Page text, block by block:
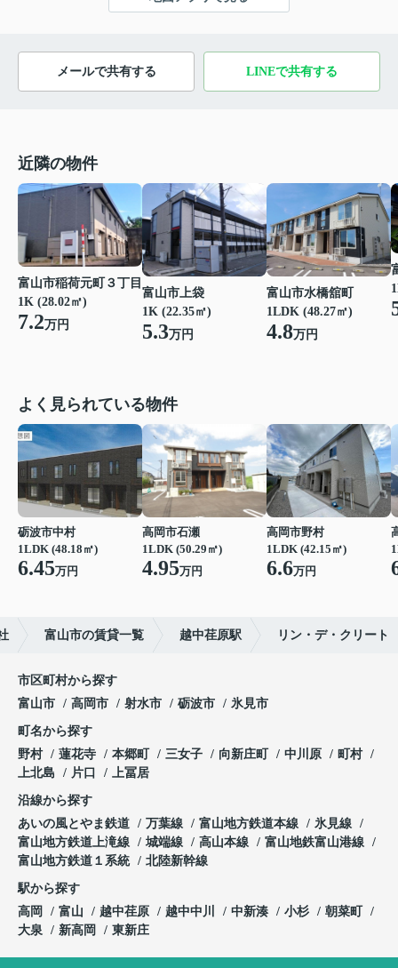
メールで共有する LINEで共有する
近隣の物件
富山市稲荷元町３丁目
1K (28.02㎡)
7.2万円
富山市上袋
1K (22.35㎡)
5.3万円
富山市水橋舘町
1LDK (48.27㎡)
4.8万円
よく見られている物件
砺波市中村
1LDK (48.18㎡)
6.45万円
高岡市石瀬
1LDK (50.29㎡)
4.95万円
高岡市野村
1LDK (42.15㎡)
6.6万円
富山市の賃貸一覧 越中荏原駅 リン・デ・クリート
市区町村から探す
富山市
高岡市 射水市 砺波市 氷見市
町名から探す
野村
蓮花寺 本郷町 三女子 向新庄町 中川原
町村
上北島
片口 上冨居
沿線から探す
あいの風とやま鉄道
万葉線 富山地方鉄道本線
氷見線
富山地方鉄道上滝線
城端線 高山本線
富山地鉄富山港線
富山地方鉄道１系統
北陸新幹線
駅から探す
高岡
富山 越中荏原 越中中川 中新湊 小杉
朝菜町
大泉
新高岡 東新庄